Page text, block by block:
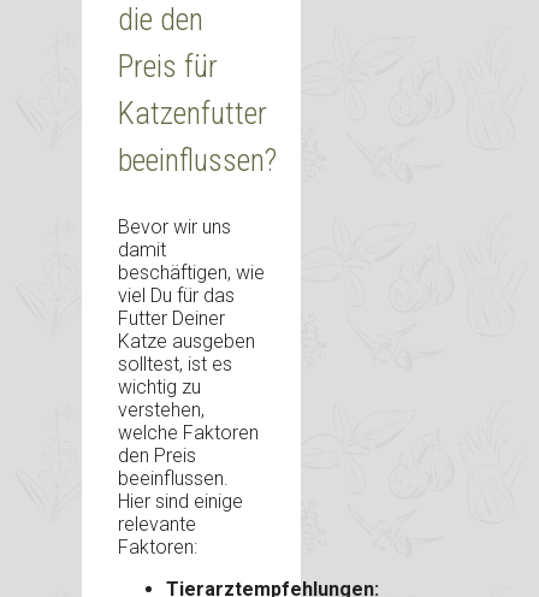
die den
Preis für
Katzenfutter
beeinflussen?
Bevor wir uns
damit
beschäftigen, wie
viel Du für das
Futter Deiner
Katze ausgeben
solltest, ist es
wichtig zu
verstehen,
welche Faktoren
den Preis
beeinflussen.
Hier sind einige
relevante
Faktoren:
Tierarztempfehlungen: